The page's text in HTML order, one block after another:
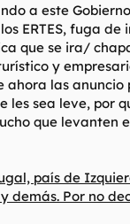
a este
ERTES, fuga de
que se ira/
y
ahora las anuncio
les sea leve, por
que levanten
país de
demás. Por no